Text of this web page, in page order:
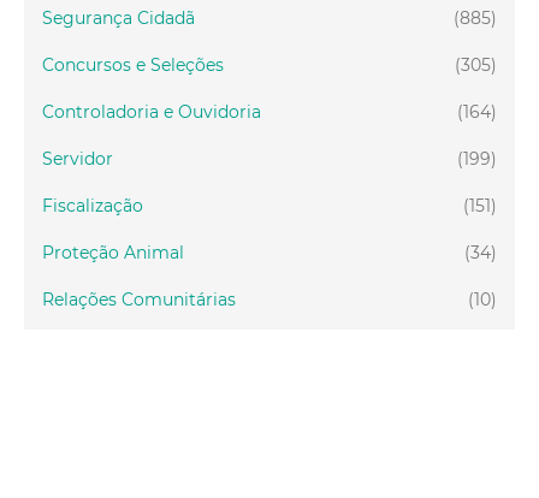
(885)
Segurança Cidadã
(305)
Concursos e Seleções
(164)
Controladoria e Ouvidoria
(199)
Servidor
(151)
Fiscalização
(34)
Proteção Animal
(10)
Relações Comunitárias